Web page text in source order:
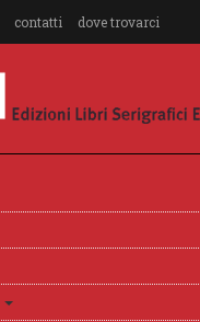
contatti dove trovarci